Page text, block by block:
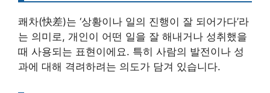
쾌차(快差)는 ‘상황이나 일의 진행이 잘 되어가다’라
는 의미로, 개인이 어떤 일을 잘 해내거나 성취했을
때 사용되는 표현이에요. 특히 사람의 발전이나 성
과에 대해 격려하려는 의도가 담겨 있습니다.